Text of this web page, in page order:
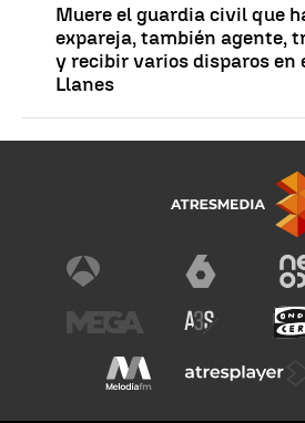
Muere el guardia civil que
expareja, también agente,
y recibir varios disparos en
Llanes